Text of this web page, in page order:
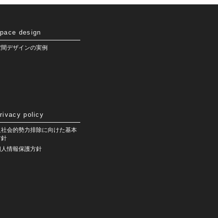
design
デザインの実例
policy
会的勢力排除に向けた基本
情報保護方針